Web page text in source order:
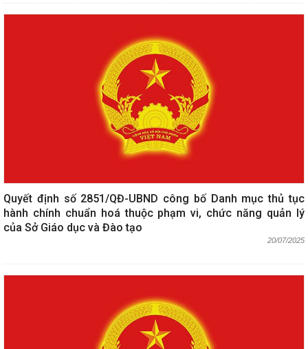
Quyết định số 2851/QĐ-UBND công bố Danh mục thủ tục
hành chính chuẩn hoá thuộc phạm vi, chức năng quản lý
của Sở Giáo dục và Đào tạo
20/07/2025